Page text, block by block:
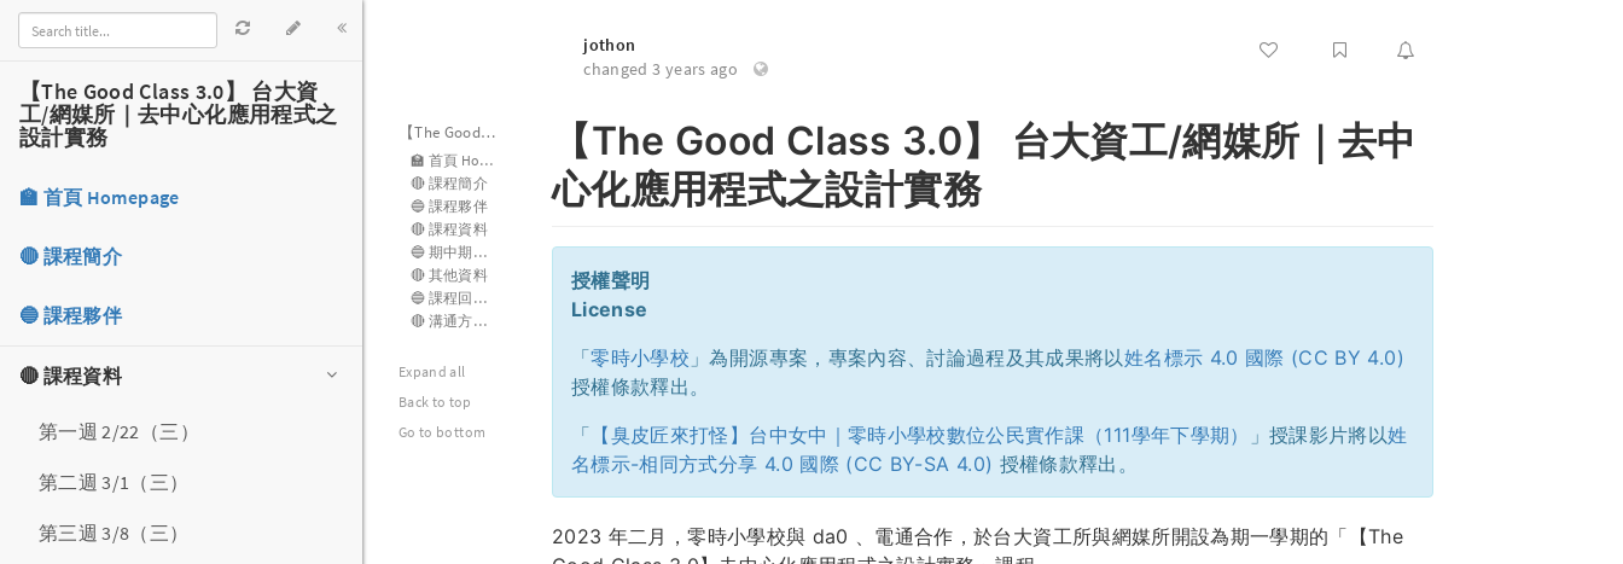
【The Good Class 3.0】 台大資
工/網媒所｜去中心化應用程式之
設計實務
🏫 首頁 Homepage
🔴 課程簡介
🔵 課程夥伴
🔴 課程資料
第一週 2/22（三）
第二週 3/1（三）
第三週 3/8（三）